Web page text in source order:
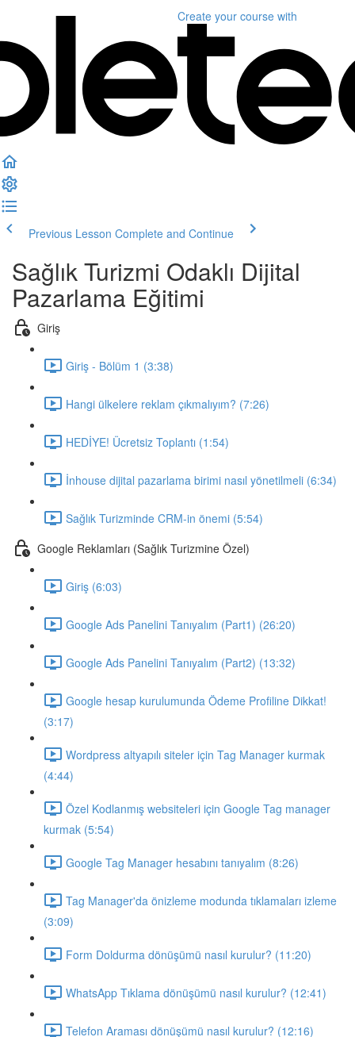
Create your course with
Previous Lesson Complete and Continue
Sağlık Turizmi Odaklı Dijital
Pazarlama Eğitimi
Giriş
Giriş - Bölüm 1 (3:38)
Hangi ülkelere reklam çıkmalıyım? (7:26)
HEDİYE! Ücretsiz Toplantı (1:54)
İnhouse dijital pazarlama birimi nasıl yönetilmeli (6:34)
Sağlık Turizminde CRM-in önemi (5:54)
Google Reklamları (Sağlık Turizmine Özel)
Giriş (6:03)
Google Ads Panelini Tanıyalım (Part1) (26:20)
Google Ads Panelini Tanıyalım (Part2) (13:32)
Google hesap kurulumunda Ödeme Profiline Dikkat!
(3:17)
Wordpress altyapılı siteler için Tag Manager kurmak
(4:44)
Özel Kodlanmış websiteleri için Google Tag manager
kurmak (5:54)
Google Tag Manager hesabını tanıyalım (8:26)
Tag Manager'da önizleme modunda tıklamaları izleme
(3:09)
Form Doldurma dönüşümü nasıl kurulur? (11:20)
WhatsApp Tıklama dönüşümü nasıl kurulur? (12:41)
Telefon Araması dönüşümü nasıl kurulur? (12:16)